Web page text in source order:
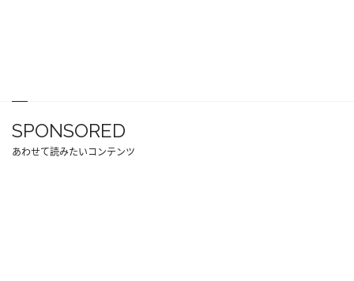
SPONSORED
あわせて読みたいコンテンツ